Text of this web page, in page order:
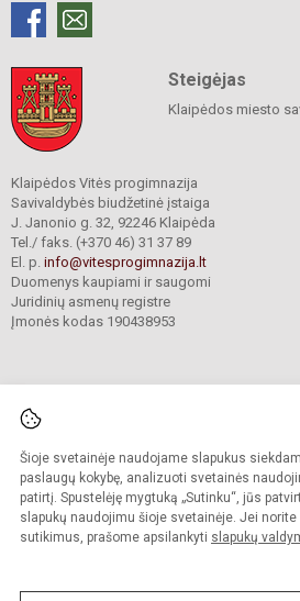
Šioje svetainėje naudojame slapukus
paslaugų kokybę, analizuoti svetainės
patirtį. Spustelėję mygtuką „Sutinku“, jūs
slapukų naudojimu šioje svetainėje. Jei
sutikimus, prašome apsilankyti slapukų
Steigėjas
Klaipėdos miesto
Klaipėdos Vitės progimnazija
Savivaldybės biudžetinė įstaiga
J. Janonio g. 32, 92246 Klaipėda
Tel./ faks. (+370 46) 31 37 89
El. p. info@vitesprogimnazija.lt
Duomenys kaupiami ir saugomi
Juridinių asmenų registre
Įmonės kodas 190438953
© 2024. Klaipėdos Vitės progimnazija.
Kopijuoti turinį be raštiško progimnazijos
Prieinamumo paraiška
Sumanus būdas atnaujinti